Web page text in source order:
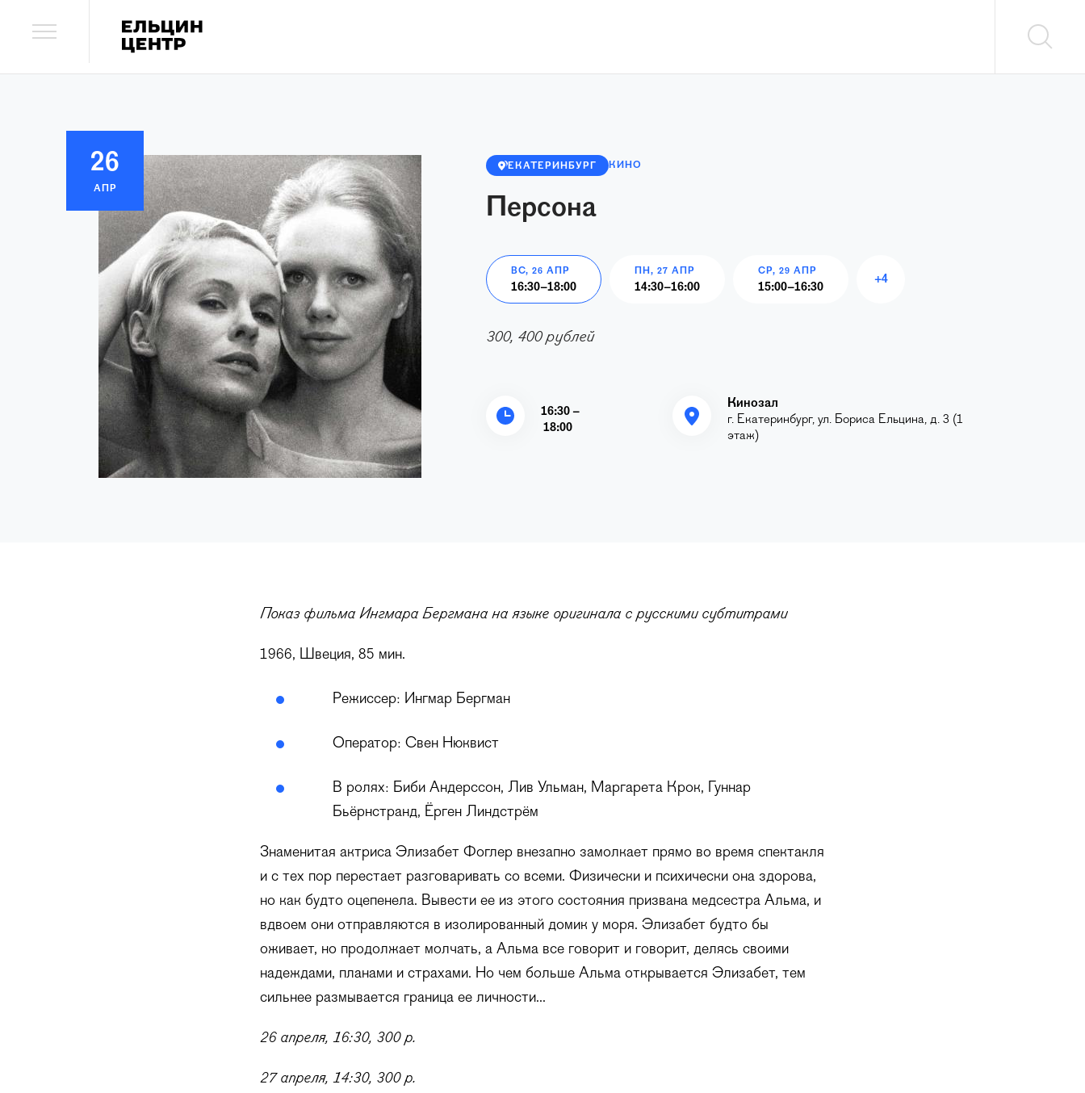
26
АПР
ЕКАТЕРИНБУРГ КИНО
Персона
ВС, 26 АПР
16:30–18:00
ПН, 27 АПР
14:30–16:00
СР, 29 АПР
15:00–16:30
+4
300, 400 рублей
16:30 –
18:00
Кинозал
г. Екатеринбург, ул. Бориса Ельцина, д. 3 (1
этаж)
Показ фильма Ингмара Бергмана на языке оригинала с русскими субтитрами
1966, Швеция, 85 мин.
Режиссер: Ингмар Бергман
Оператор: Свен Нюквист
В ролях: Биби Андерссон, Лив Ульман, Маргарета Крок, Гуннар
Бьёрнстранд, Ёрген Линдстрём
Знаменитая актриса Элизабет Фоглер внезапно замолкает прямо во время спектакля
и с тех пор перестает разговаривать со всеми. Физически и психически она здорова,
но как будто оцепенела. Вывести ее из этого состояния призвана медсестра Альма, и
вдвоем они отправляются в изолированный домик у моря. Элизабет будто бы
оживает, но продолжает молчать, а Альма все говорит и говорит, делясь своими
надеждами, планами и страхами. Но чем больше Альма открывается Элизабет, тем
сильнее размывается граница ее личности...
26 апреля, 16:30, 300 р.
27 апреля, 14:30, 300 р.